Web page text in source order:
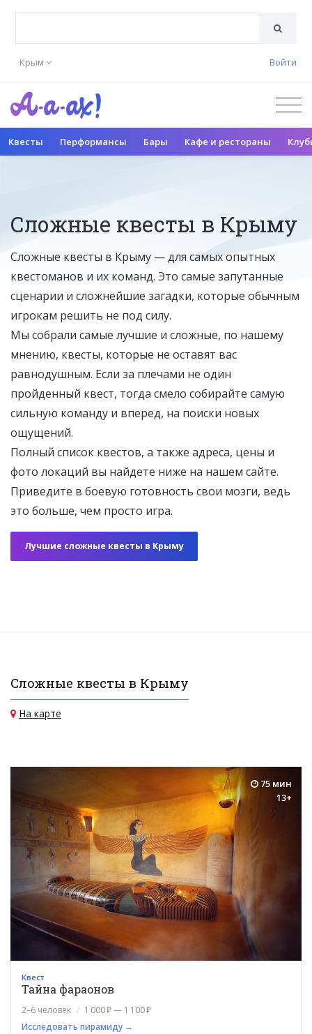
Крым Войти
Квесты Перформансы Бары Кафе и рестораны
Сложные квесты в Крыму
Сложные квесты в Крыму — для самых опытных
квестоманов и их команд. Это самые запутанные
сценарии и сложнейшие загадки, которые обычным
игрокам решить не под силу.
Мы собрали самые лучшие и сложные, по нашему
мнению, квесты, которые не оставят вас
равнодушным. Если за плечами не один
пройденный квест, тогда смело собирайте самую
сильную команду и вперед, на поиски новых
ощущений.
Полный список квестов, а также адреса, цены и
фото локаций вы найдете ниже на нашем сайте.
Приведите в боевую готовность свои мозги, ведь
это больше, чем просто игра.
Лучшие сложные квесты в Крыму
Сложные квесты в Крыму
На карте
75 мин
13+
Квест
Тайна фараонов
2–6 человек
1 000 ₽ — 1 100 ₽
Исследовать пирамиду →